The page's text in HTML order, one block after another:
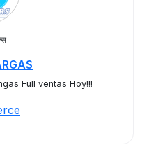
Full ventas Hoy!!!